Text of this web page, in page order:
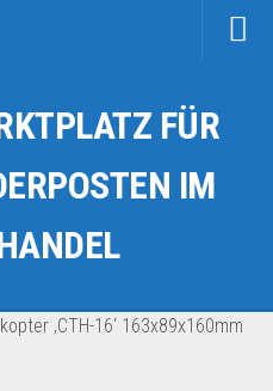
FÜR
IM
‚CTH-16‘ 163x89x160mm